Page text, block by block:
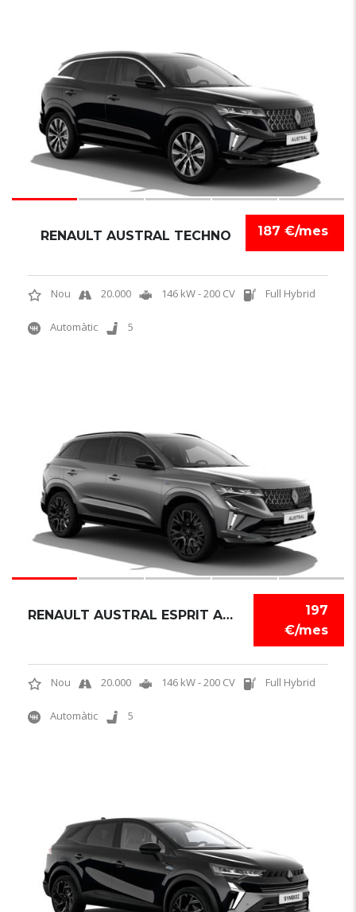
187 €/mes
RENAULT AUSTRAL TECHNO
Nou 20.000 146 kW - 200 CV Full Hybrid
Automàtic 5
197
€/mes
RENAULT AUSTRAL ESPRIT ALPINE
Nou 20.000 146 kW - 200 CV Full Hybrid
Automàtic 5